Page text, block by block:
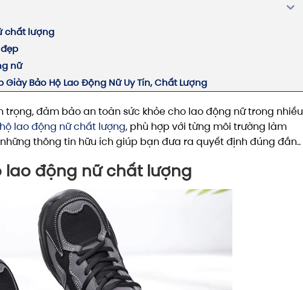
chất lượng
nữ
Bảo Hộ Lao Động Nữ Uy Tín, Chất Lượng
đảm bảo an toàn sức khỏe cho lao động nữ trong nhiều
lao động nữ chất lượng, phù hợp với từng môi trường làm
thông tin hữu ích giúp bạn đưa ra quyết định đúng đắn..
lao động nữ chất lượng